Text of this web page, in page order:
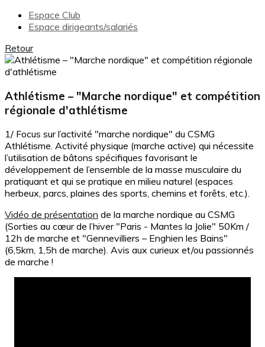
Espace Club
Espace dirigeants/salariés
Retour
Athlétisme – "Marche nordique" et compétition
régionale d'athlétisme
1/ Focus sur l’activité "marche nordique" du CSMG
Athlétisme. Activité physique (marche active) qui nécessite
l’utilisation de bâtons spécifiques favorisant le
développement de l’ensemble de la masse musculaire du
pratiquant et qui se pratique en milieu naturel (espaces
herbeux, parcs, plaines des sports, chemins et forêts, etc.).
Vidéo de présentation de la marche nordique au CSMG
(Sorties au cœur de l’hiver "Paris - Mantes la Jolie" 50Km /
12h de marche et "Gennevilliers – Enghien les Bains"
(6,5km, 1,5h de marche). Avis aux curieux et/ou passionnés
de marche !